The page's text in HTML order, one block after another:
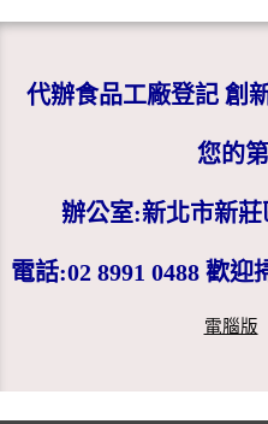
代辦食品工廠登記 創
您的
辦公室:新北市新莊
電話:02 8991 0488 歡
電腦版